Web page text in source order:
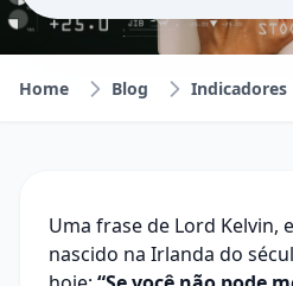
Home Blog Indicadores
Uma frase de Lord Kelvin,
nascido na Irlanda do